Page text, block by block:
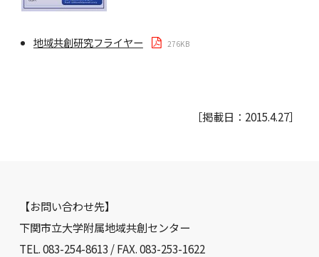
地域共創研究フライヤー 276KB
［掲載日：2015.4.27］
【お問い合わせ先】
下関市立大学附属地域共創センター
TEL. 083-254-8613 / FAX. 083-253-1622